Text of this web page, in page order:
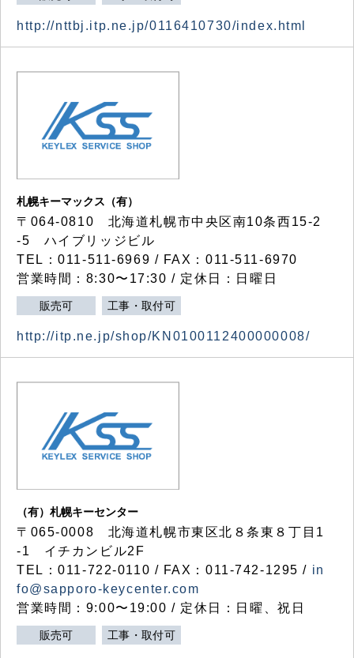
http://nttbj.itp.ne.jp/0116410730/index.html
札幌キーマックス（有）
〒064-0810 北海道札幌市中央区南10条西15-2
-5 ハイブリッジビル
TEL：011-511-6969 / FAX：011-511-6970
営業時間：8:30〜17:30 / 定休日：日曜日
販売可 工事・取付可
http://itp.ne.jp/shop/KN0100112400000008/
（有）札幌キーセンター
〒065-0008 北海道札幌市東区北８条東８丁目1
-1 イチカンビル2F
TEL：011-722-0110 / FAX：011-742-1295 / in
fo@sapporo-keycenter.com
営業時間：9:00〜19:00 / 定休日：日曜、祝日
販売可 工事・取付可